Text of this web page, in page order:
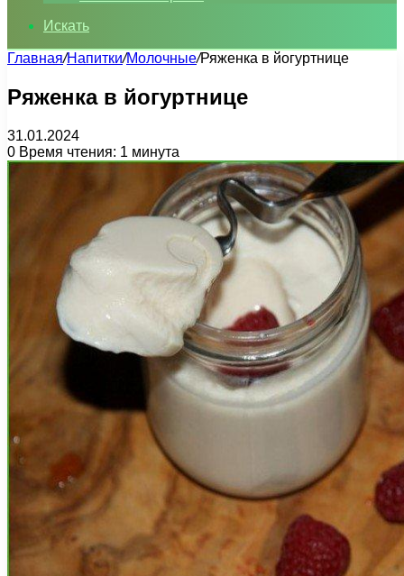
Искать
Главная/Напитки/Молочные/Ряженка в йогуртнице
Ряженка в йогуртнице
31.01.2024
0 Время чтения: 1 минута